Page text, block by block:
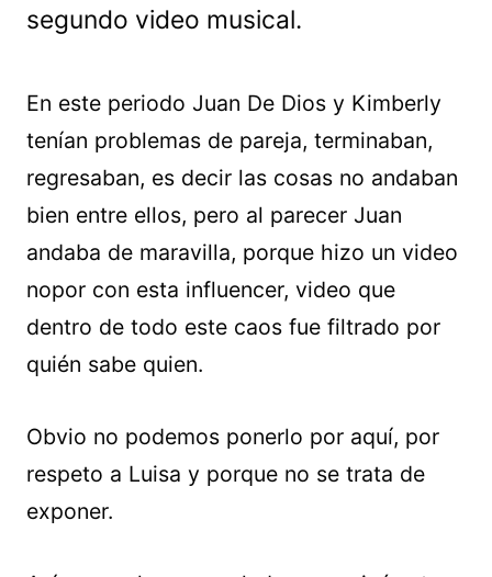
segundo video musical.
En este periodo Juan De Dios y Kimberly
tenían problemas de pareja, terminaban,
regresaban, es decir las cosas no andaban
bien entre ellos, pero al parecer Juan
andaba de maravilla, porque hizo un video
nopor con esta influencer, video que
dentro de todo este caos fue filtrado por
quién sabe quien.
Obvio no podemos ponerlo por aquí, por
respeto a Luisa y porque no se trata de
exponer.